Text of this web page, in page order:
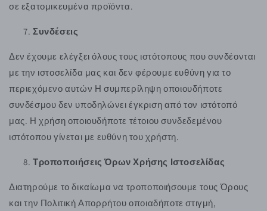
σε εξατομικευμένα προϊόντα.
Συνδέσεις
Δεν έχουμε ελέγξει όλους τους ιστότοπους που συνδέονται
με την ιστοσελίδα μας και δεν φέρουμε ευθύνη για το
περιεχόμενο αυτών Η συμπερίληψη οποιουδήποτε
συνδέσμου δεν υποδηλώνει έγκριση από τον ιστότοπό
μας. Η χρήση οποιουδήποτε τέτοιου συνδεδεμένου
ιστότοπου γίνεται με ευθύνη του χρήστη.
Τροποποιήσεις Όρων Χρήσης Ιστοσελίδας
Διατηρούμε το δικαίωμα να τροποποιήσουμε τους Όρους
και την Πολιτική Απορρήτου οποιαδήποτε στιγμή,